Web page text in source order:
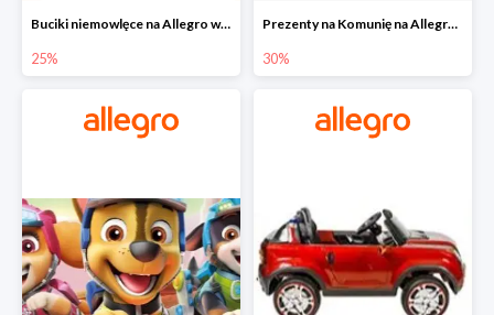
Buciki niemowlęce na Allegro w super cenach
25%
Prezenty na Komunię na Allegro do -30%
30%